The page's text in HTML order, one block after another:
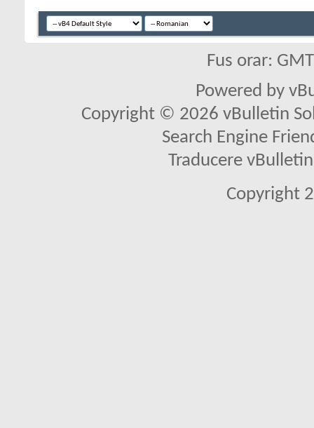
Fus orar:
Powered by
Copyright © 2026 vBulletin
Search Engine
Traducere
Copyright